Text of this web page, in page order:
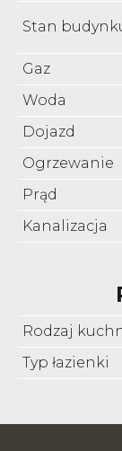
Stan
Gaz
Woda
Dojazd
Ogrzewanie
Prąd
Kanalizacja
Rodzaj
Typ łazienki